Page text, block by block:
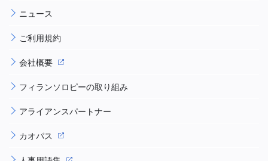
ニュース
ご利用規約
会社概要
フィランソロピーの取り組み
アライアンスパートナー
カオパス